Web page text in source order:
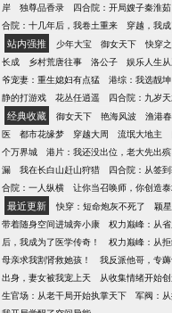
岸
独尊品香录 四合院：开局嫂子秦淮茹
合院：十几年后，我卷土重来
穿越，我
站内强推 少年大宝 御女天下 快穿
长成
乡村荒唐往事 洛公子 娱乐人生
爷宠妻：重生媳妇有点猛
港综：我选靓
静的打游戏
花丛任逍遥 四合院：九岁
经典收藏 御女天下 艳海风波 渔港
医
都市花缘梦 穿越大周 流氓大地主
个万界城
港片：我还没出位，老大先出
漏
我在长白山赶山狩猎 四合院：从签
合院：一人纵横
让你当召唤师，你创造
最近更新 快穿：短命炮灰不死了 颖
带着随身空间进城奔小康
权力巅峰：从
后，我成为了医学传奇！
权力巅峰：从
母亲求我割肾救她孩！
我反派他哥，专薅
出身，妻女被我宠上天
从收集情绪开始
生官场：从老干局开始执掌天下
军阀：